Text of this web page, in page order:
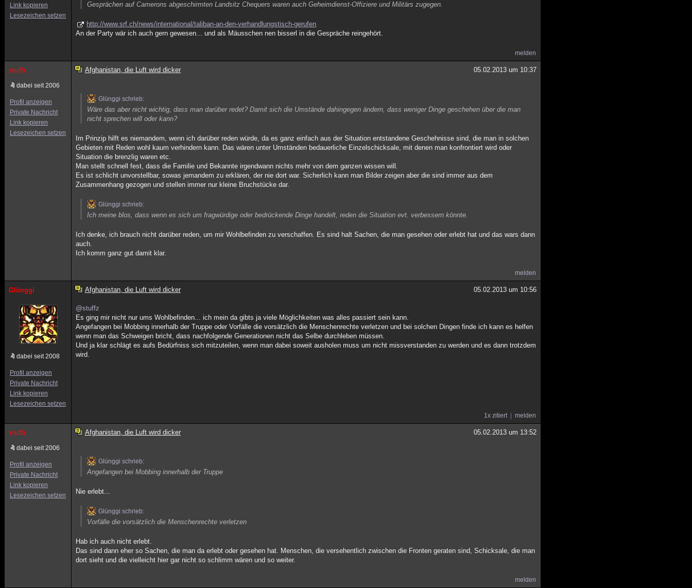
Link kopieren
Lesezeichen setzen
Gesprächen auf Camerons abgeschirmten Landsitz Chequers waren auch Geheimdienst-Offiziere und Militärs zugegen.
http://www.srf.ch/news/international/taliban-an-den-verhandlungstisch-gerufen
An der Party wär ich auch gern gewesen... und als Mäusschen nen bisserl in die Gespräche reingehört.
melden
stuffz
dabei seit 2006
Profil anzeigen
Private Nachricht
Link kopieren
Lesezeichen setzen
Afghanistan, die Luft wird dicker 05.02.2013 um 10:37
Glünggi schrieb:
Wäre das aber nicht wichtig, dass man darüber redet? Damit sich die Umstände dahingegen ändern, dass weniger Dinge geschehen über die man
nicht sprechen will oder kann?
Im Prinzip hilft es niemandem, wenn ich darüber reden würde, da es ganz einfach aus der Situation entstandene Geschehnisse sind, die man in solchen
Gebieten mit Reden wohl kaum verhindern kann. Das wären unter Umständen bedauerliche Einzelschicksale, mit denen man konfrontiert wird oder
Situation die brenzlig waren etc.
Man stellt schnell fest, dass die Familie und Bekannte irgendwann nichts mehr von dem ganzen wissen will.
Es ist schlicht unvorstellbar, sowas jemandem zu erklären, der nie dort war. Sicherlich kann man Bilder zeigen aber die sind immer aus dem
Zusammenhang gezogen und stellen immer nur kleine Bruchstücke dar.
Glünggi schrieb:
Ich meine blos, dass wenn es sich um fragwürdige oder bedrückende Dinge handelt, reden die Situation evt. verbessern könnte.
Ich denke, ich brauch nicht darüber reden, um mir Wohlbefinden zu verschaffen. Es sind halt Sachen, die man gesehen oder erlebt hat und das wars dann
auch.
Ich komm ganz gut damit klar.
melden
Glünggi
dabei seit 2008
Profil anzeigen
Private Nachricht
Link kopieren
Lesezeichen setzen
Afghanistan, die Luft wird dicker 05.02.2013 um 10:56
@stuffz
Es ging mir nicht nur ums Wohlbefinden... ich mein da gibts ja viele Möglichkeiten was alles passiert sein kann.
Angefangen bei Mobbing innerhalb der Truppe oder Vorfälle die vorsätzlich die Menschenrechte verletzen und bei solchen Dingen finde ich kann es helfen
wenn man das Schweigen bricht, dass nachfolgende Generationen nicht das Selbe durchleben müssen.
Und ja klar schlägt es aufs Bedürfniss sich mitzuteilen, wenn man dabei soweit ausholen muss um nicht missverstanden zu werden und es dann trotzdem
wird.
1x zitiert melden
stuffz
dabei seit 2006
Profil anzeigen
Private Nachricht
Link kopieren
Lesezeichen setzen
Afghanistan, die Luft wird dicker 05.02.2013 um 13:52
Glünggi schrieb:
Angefangen bei Mobbing innerhalb der Truppe
Nie erlebt...
Glünggi schrieb:
Vorfälle die vorsätzlich die Menschenrechte verletzen
Hab ich auch nicht erlebt.
Das sind dann eher so Sachen, die man da erlebt oder gesehen hat. Menschen, die versehentlich zwischen die Fronten geraten sind, Schicksale, die man
dort sieht und die vielleicht hier gar nicht so schlimm wären und so weiter.
melden